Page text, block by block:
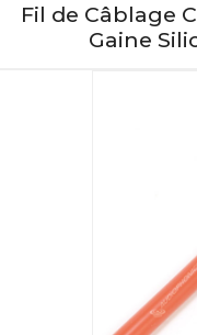
Fil de Câblage
Gaine